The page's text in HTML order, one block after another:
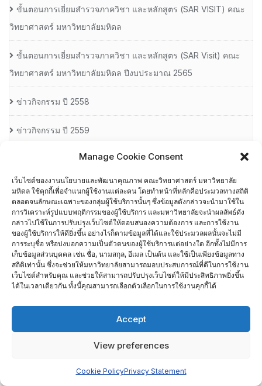
Manage Cookie Consent
เว็บไซต์ของงานนโยบายและพัฒนาคุณภาพ คณะวิทยาศาสตร์ มหาวิทยาลัย
มหิดล ใช้คุกกี้เพื่อจำแนกผู้ใช้งานแต่ละคน โดยทำหน้าที่หลักคือประมวลทางสถิติ
ตลอดจนลักษณะเฉพาะของกลุ่มผู้ใช้บริการนั้นๆ ซึ่งข้อมูลดังกล่าวจะนำมาใช้ใน
การวิเคราะห์รูปแบบพฤติกรรมของผู้ใช้บริการ และมหาวิทยาลัยจะนำผลลัพธ์ดัง
กล่าวไปใช้ในการปรับปรุงเว็บไซต์ให้ตอบสนองความต้องการ และการใช้งาน
ของผู้ใช้บริการให้ดียิ่งขึ้น อย่างไรก็ตามข้อมูลที่ได้และใช้ประมวลผลนั้นจะไม่มี
การระบุชื่อ หรือบ่งบอกความเป็นตัวตนของผู้ใช้บริการแต่อย่างใด อีกทั้งไม่มีการ
เก็บข้อมูลส่วนบุคคล เช่น ชื่อ, นามสกุล, อีเมล เป็นต้น และใช้เป็นเพียงข้อมูลทาง
สถิติเท่านั้น ซึ่งจะช่วยให้มหาวิทยาลัยสามารถมอบประสบการณ์ที่ดีในการใช้งาน
เว็บไซต์สำหรับคุณ และช่วยให้สามารถปรับปรุงเว็บไซต์ให้มีประสิทธิภาพยิ่งขึ้น
ได้ในเวลาเดียวกัน ทั้งนี้คุณสามารถเลือกตัวเลือกในการใช้งานคุกกี้ได้
Accept
View preferences
Cookie PolicyPrivacy Statement
ขั้นตอนการเยี่ยมสำรวจภาควิชา และหลักสูตร (SAR VISIT) คณะ
วิทยาศาสตร์ มหาวิทยาลัยมหิดล
ขั้นตอนการเยี่ยมสำรวจภาควิชา และหลักสูตร (SAR Visit) คณะ
วิทยาศาสตร์ มหาวิทยาลัยมหิดล ปีงบประมาณ 2565
ข่าวกิจกรรม ปี 2558
ข่าวกิจกรรม ปี 2559
ข่าวกิจกรรม ปี 2560
ข่าวกิจกรรม ปี 2561
ข่าวกิจกรรม ปี 2562
ข่าวกิจกรรม ปี 2563
ข่าวกิจกรรม ปี 2564
ข่าวกิจกรรม ปี 2566